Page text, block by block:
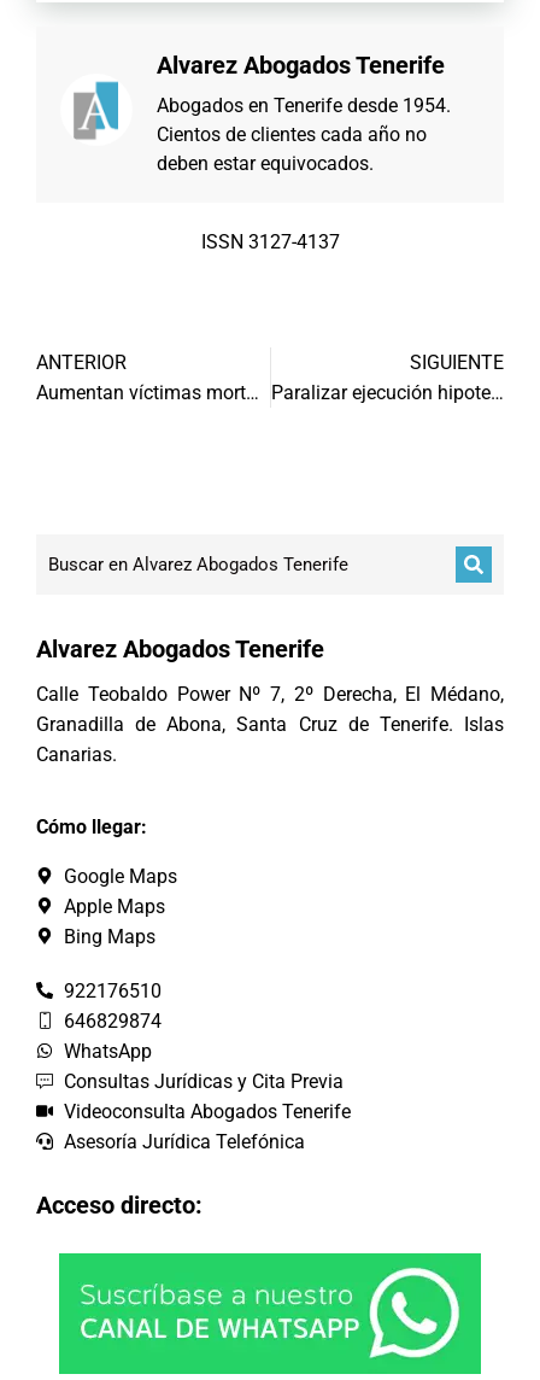
Alvarez Abogados Tenerife
Abogados en Tenerife desde 1954.
Cientos de clientes cada año no
deben estar equivocados.
ISSN 3127-4137
ANTERIOR
Aumentan víctimas mortales por accidente de tráfico
SIGUIENTE
Paralizar ejecución hipotecaria y anular cláusulas abusivas
Alvarez Abogados Tenerife
Calle Teobaldo Power Nº 7, 2º Derecha, El Médano,
Granadilla de Abona, Santa Cruz de Tenerife. Islas
Canarias.
Cómo llegar:
Google Maps
Apple Maps
Bing Maps
922176510
646829874
WhatsApp
Consultas Jurídicas y Cita Previa
Videoconsulta Abogados Tenerife
Asesoría Jurídica Telefónica
Acceso directo: